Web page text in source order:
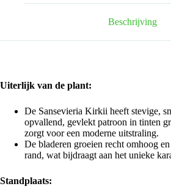
Beschrijving
Uiterlijk van de plant:
De Sansevieria Kirkii heeft stevige,
opvallend, gevlekt patroon in tinten
zorgt voor een moderne uitstraling.
De bladeren groeien recht omhoog
rand, wat bijdraagt aan het unieke
Standplaats: